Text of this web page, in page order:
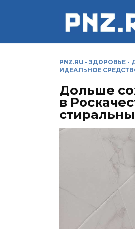
PNZ.RU - ЗДОРОВЬЕ -
ИДЕАЛЬНОЕ
Дольше
в